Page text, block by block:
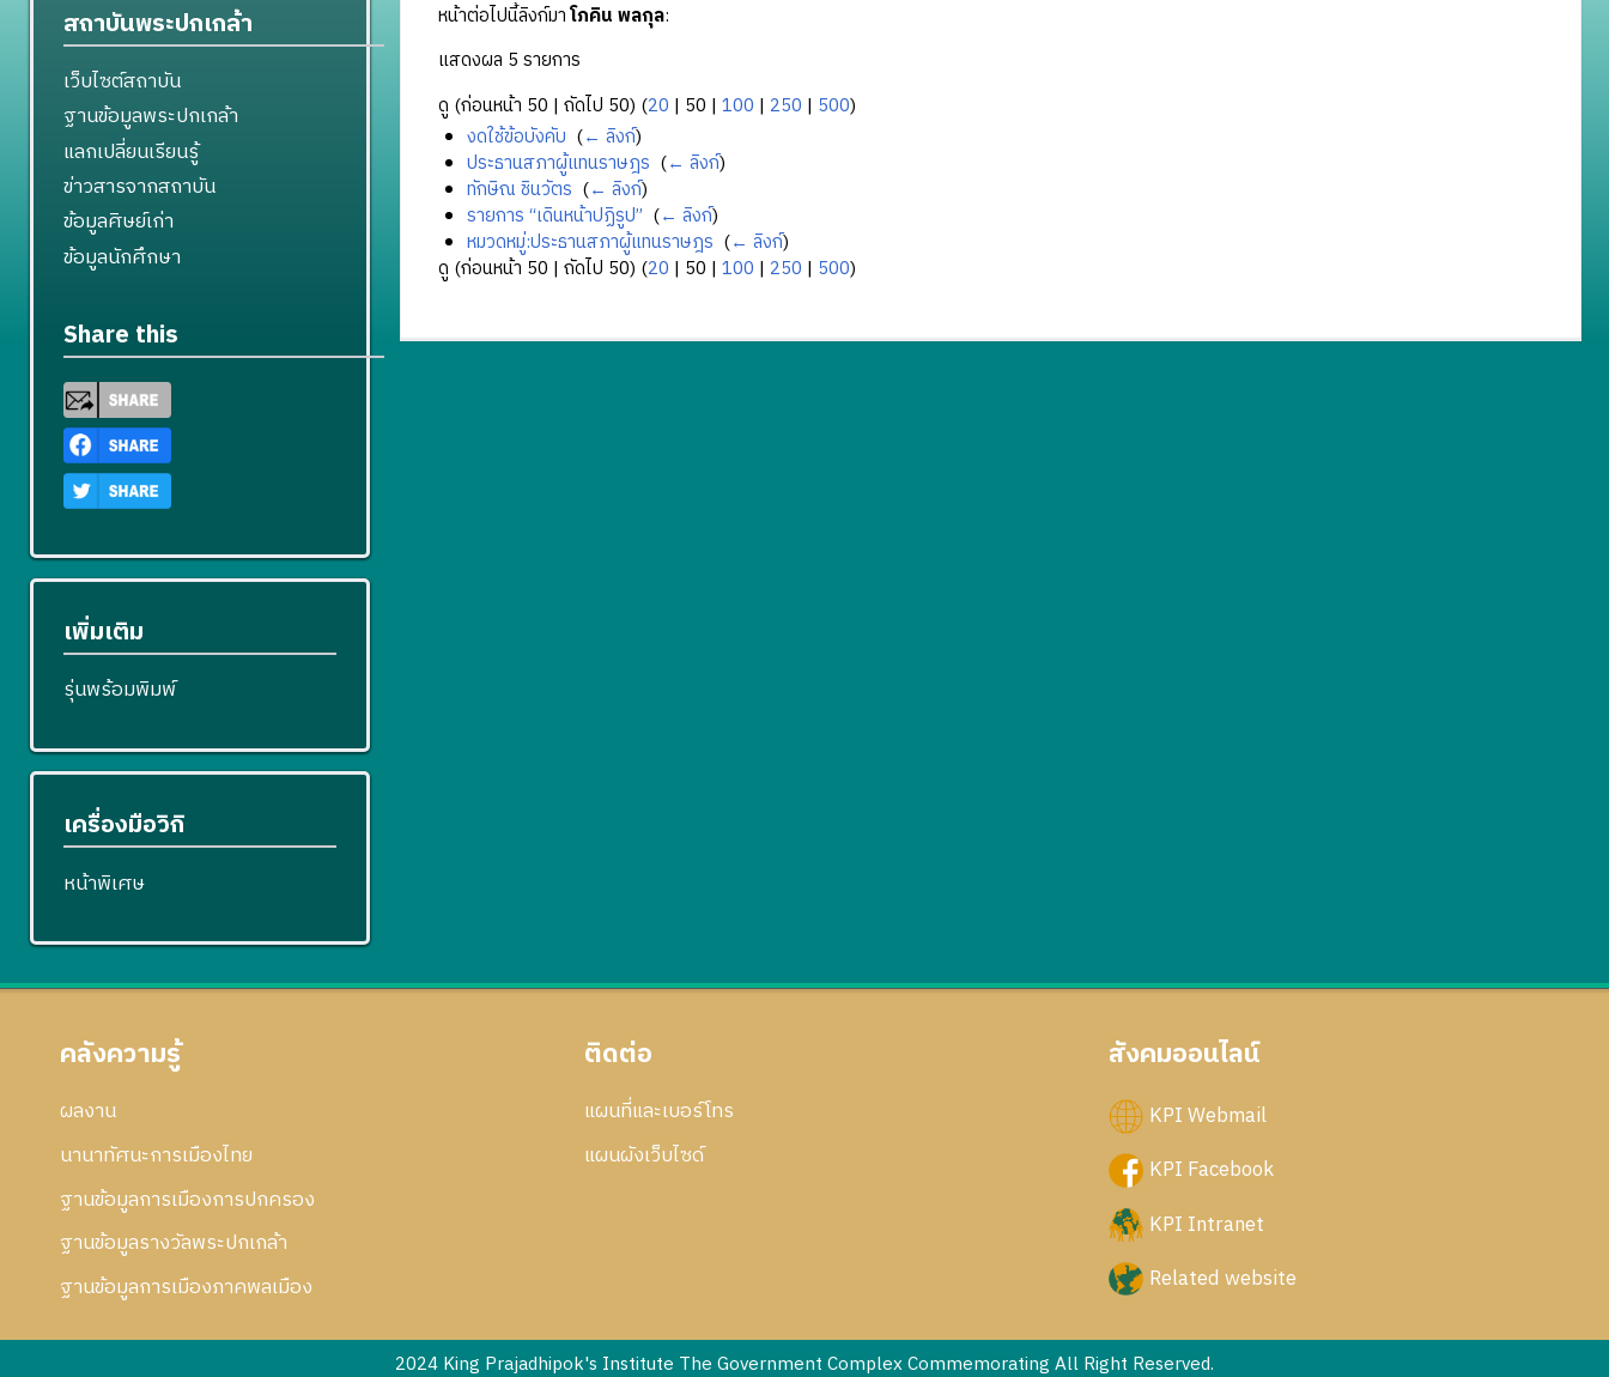
หน้าต่อไปนี้ลิงก์มาโภคิน พลกุล:
แสดงผล 5 รายการ
ดู (ก่อนหน้า 50 | ถัดไป 50) (20 | 50 | 100 | 250 | 500)
งดใช้ข้อบังคับ (← ลิงก์)
ประธานสภาผู้แทนราษฎร (← ลิงก์)
ทักษิณ ชินวัตร (← ลิงก์)
รายการ “เดินหน้าปฏิรูป” (← ลิงก์)
หมวดหมู่:ประธานสภาผู้แทนราษฎร (← ลิงก์)
ดู (ก่อนหน้า 50 | ถัดไป 50) (20 | 50 | 100 | 250 | 500)
สถาบันพระปกเกล้า
เว็บไซต์สถาบัน
ฐานข้อมูลพระปกเกล้า
แลกเปลี่ยนเรียนรู้
ข่าวสารจากสถาบัน
ข้อมูลศิษย์เก่า
ข้อมูลนักศึกษา
Share this
เพิ่มเติม
รุ่นพร้อมพิมพ์
เครื่องมือวิกิ
หน้าพิเศษ
คลังความรู้
ผลงาน
นานาทัศนะการเมืองไทย
ฐานข้อมูลการเมืองการปกครอง
ฐานข้อมูลรางวัลพระปกเกล้า
ฐานข้อมูลการเมืองภาคพลเมือง
ติดต่อ
แผนที่และเบอร์โทร
แผนผังเว็บไซด์
สังคมออนไลน์
KPI Webmail
KPI Facebook
KPI Intranet
Related website
2024 King Prajadhipok's Institute The Government Complex Commemorating All Right Reserved.